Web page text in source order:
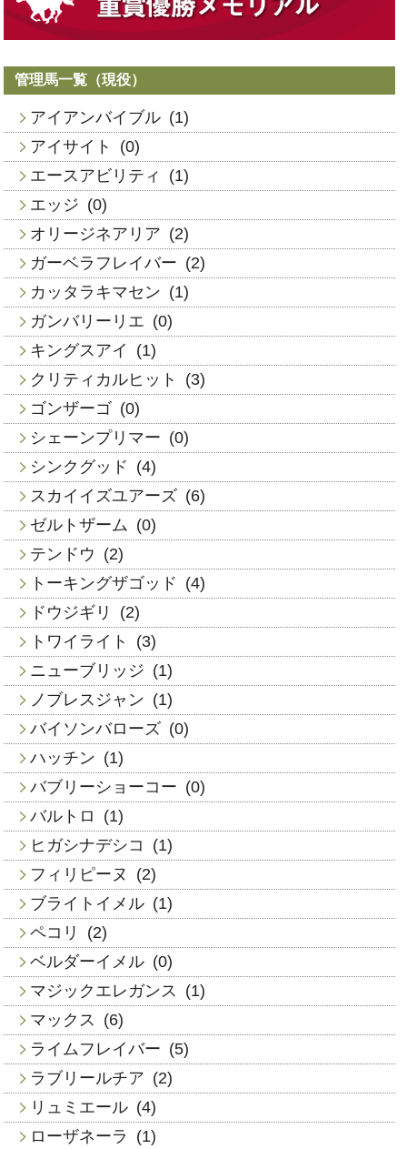
管理馬一覧（現役）
アイアンバイブル (1)
アイサイト
(0)
エースアビリティ
(1)
エッジ (0)
オリージネアリア (2)
ガーベラフレイバー (2)
カッタラキマセン (1)
ガンバリーリエ (0)
キングスアイ
(1)
クリティカルヒット
(3)
ゴンザーゴ (0)
シェーンプリマー (0)
シンクグッド (4)
スカイイズユアーズ (6)
ゼルトザーム (0)
テンドウ (2)
トーキングザゴッド (4)
ドウジギリ
(2)
トワイライト
(3)
ニューブリッジ (1)
ノブレスジャン (1)
バイソンバローズ (0)
ハッチン (1)
バブリーショーコー (0)
バルトロ
(1)
ヒガシナデシコ
(1)
フィリピーヌ
(2)
ブライトイメル (1)
ペコリ
(2)
ベルダーイメル (0)
マジックエレガンス
(1)
マックス
(6)
ライムフレイバー (5)
ラブリールチア (2)
リュミエール (4)
ローザネーラ
(1)